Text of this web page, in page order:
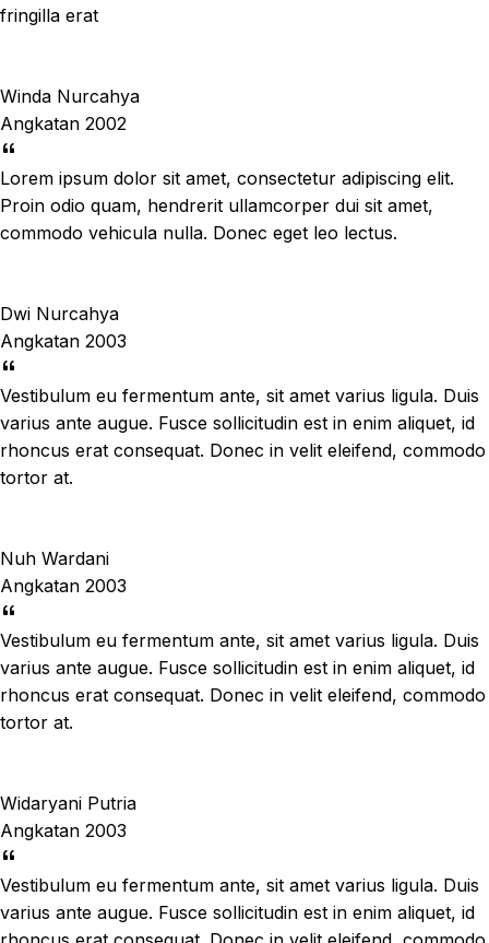
fringilla erat
Winda Nurcahya
Angkatan 2002
Lorem ipsum dolor sit amet, consectetur adipiscing elit.
Proin odio quam, hendrerit ullamcorper dui sit amet,
commodo vehicula nulla. Donec eget leo lectus.
Dwi Nurcahya
Angkatan 2003
Vestibulum eu fermentum ante, sit amet varius ligula. Duis
varius ante augue. Fusce sollicitudin est in enim aliquet, id
rhoncus erat consequat. Donec in velit eleifend, commodo
tortor at.
Nuh Wardani
Angkatan 2003
Vestibulum eu fermentum ante, sit amet varius ligula. Duis
varius ante augue. Fusce sollicitudin est in enim aliquet, id
rhoncus erat consequat. Donec in velit eleifend, commodo
tortor at.
Widaryani Putria
Angkatan 2003
Vestibulum eu fermentum ante, sit amet varius ligula. Duis
varius ante augue. Fusce sollicitudin est in enim aliquet, id